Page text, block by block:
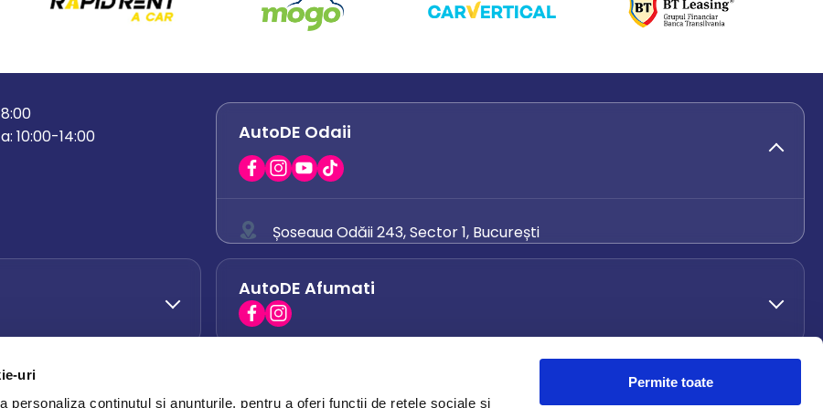
uri
personaliza conținutul și anunțurile, pentru a oferi funcții de rețele sociale și
Permite toate
10:00-14:00
AutoDE Odaii
Șoseaua Odăii 243, Sector 1, București
0742 444 194
office.odaii@autode.ro
AutoDE Afumati